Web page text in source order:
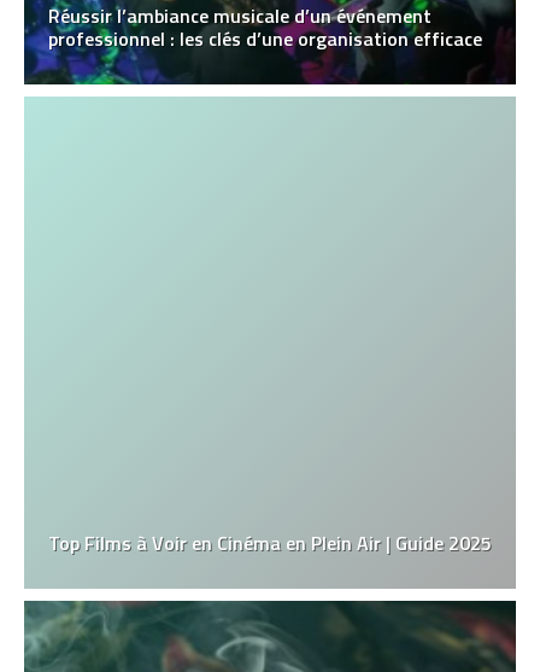
Réussir l’ambiance musicale d’un événement
professionnel : les clés d’une organisation efficace
Top Films à Voir en Cinéma en Plein Air | Guide 2025